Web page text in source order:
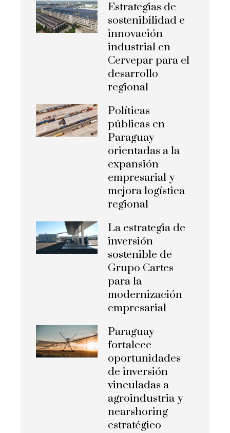
Estrategias de
sostenibilidad e
innovación
industrial en
Cervepar para el
desarrollo
regional
Políticas
públicas en
Paraguay
orientadas a la
expansión
empresarial y
mejora logística
regional
La estrategia de
inversión
sostenible de
Grupo Cartes
para la
modernización
empresarial
Paraguay
fortalece
oportunidades
de inversión
vinculadas a
agroindustria y
nearshoring
estratégico